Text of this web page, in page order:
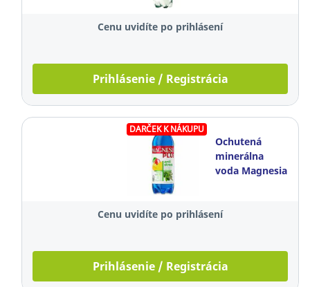
Cenu uvidíte po prihlásení
Prihlásenie / Registrácia
DARČEK K NÁKUPU
Ochutená
minerálna
voda Magnesia
jemne perlivá,
Cenu uvidíte po prihlásení
Prihlásenie / Registrácia